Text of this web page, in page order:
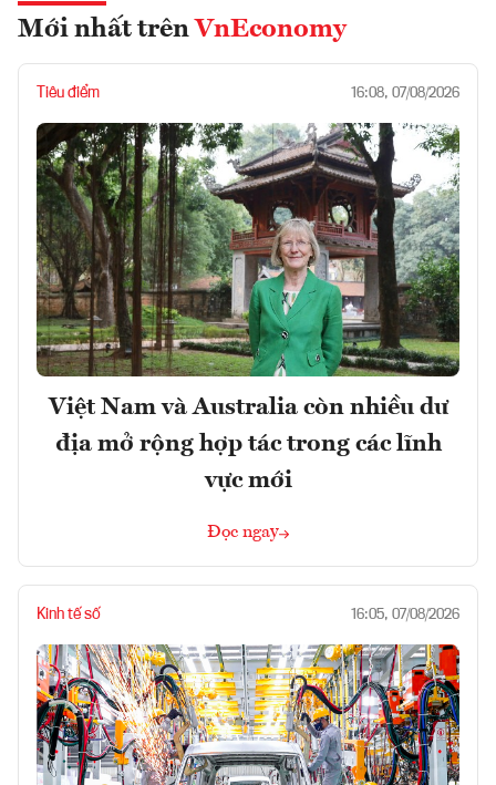
Mới nhất trên VnEconomy
Tiêu điểm 16:08, 07/08/2026
Việt Nam và Australia còn nhiều dư
địa mở rộng hợp tác trong các lĩnh
vực mới
Đọc ngay
Kinh tế số 16:05, 07/08/2026